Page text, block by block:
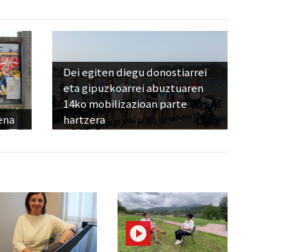
Dei egiten diegu donostiarrei
eta gipuzkoarrei abuztuaren
14ko mobilizazioan parte
hartzera